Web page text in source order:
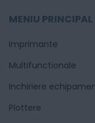
MENIU PRINCIPAL
Imprimante
Multifunctionale
Inchiriere
Plottere